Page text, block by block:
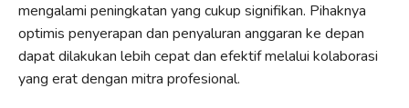
mengalami peningkatan yang cukup signifikan. Pihaknya
optimis penyerapan dan penyaluran anggaran ke depan
dapat dilakukan lebih cepat dan efektif melalui kolaborasi
yang erat dengan mitra profesional.